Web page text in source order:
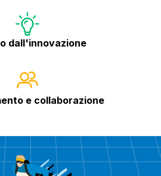
dall'innovazione
e collaborazione